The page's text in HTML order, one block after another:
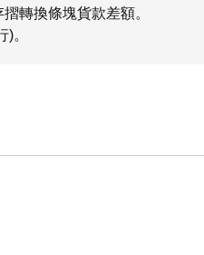
轉換條塊貨款差額。
。